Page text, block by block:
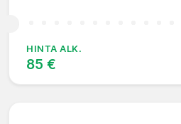
HINTA ALK.
85 €